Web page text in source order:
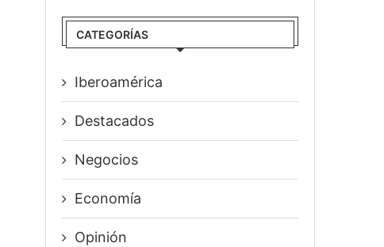
CATEGORÍAS
Iberoamérica
Destacados
Negocios
Economía
Opinión